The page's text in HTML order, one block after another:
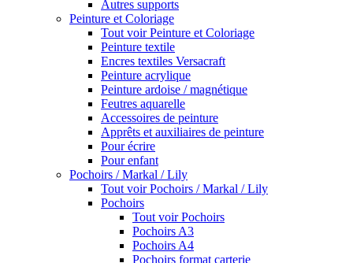
Autres supports
Peinture et Coloriage
Tout voir Peinture et Coloriage
Peinture textile
Encres textiles Versacraft
Peinture acrylique
Peinture ardoise / magnétique
Feutres aquarelle
Accessoires de peinture
Apprêts et auxiliaires de peinture
Pour écrire
Pour enfant
Pochoirs / Markal / Lily
Tout voir Pochoirs / Markal / Lily
Pochoirs
Tout voir Pochoirs
Pochoirs A3
Pochoirs A4
Pochoirs format carterie